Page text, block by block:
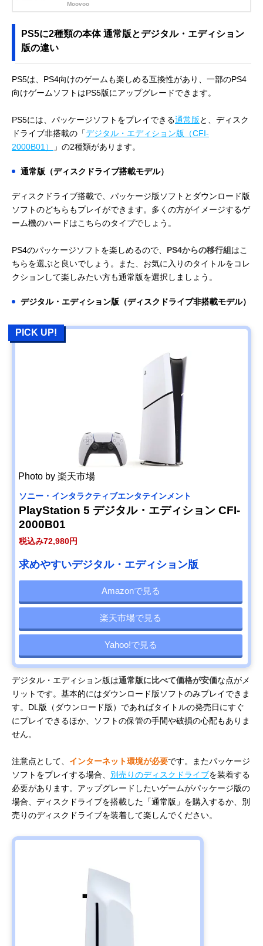
Moovoo
PS5に2種類の本体 通常版とデジタル・エディション
版の違い
PS5は、PS4向けのゲームも楽しめる互換性があり、一部のPS4
向けゲームソフトはPS5版にアップグレードできます。
PS5には、パッケージソフトをプレイできる通常版と、ディスク
ドライブ非搭載の「デジタル・エディション版（CFI-
2000B01）
」の2種類があります。
通常版（ディスクドライブ搭載モデル）
ディスクドライブ搭載で、パッケージ版ソフトとダウンロード版
ソフトのどちらもプレイができます。多くの方がイメージするゲ
ーム機のハードはこちらのタイプでしょう。
PS4のパッケージソフトを楽しめるので、 PS4からの移行組 はこ
ちらを選ぶと良いでしょう。また、お気に入りのタイトルをコレ
クションして楽しみたい方も通常版を選択しましょう。
デジタル・エディション版（ディスクドライブ非搭載モデル）
PICK UP!
Photo by 楽天市場
ソニー・インタラクティブエンタテインメント
PlayStation 5 デジタル・エディション CFI-
2000B01
税込み72,980円
求めやすいデジタル・エディション版
Amazonで見る
楽天市場で見る
Yahoo!で見る
デジタル・エディション版は通常版に比べて価格が安価な点がメ
リットです。基本的にはダウンロード版ソフトのみプレイできま
す。DL版（ダウンロード版）であればタイトルの発売日にすぐ
にプレイできるほか、ソフトの保管の手間や破損の心配もありま
せん。
注意点として、 インターネット環境が必要です。またパッケージ
ソフトをプレイする場合、 別売りのディスクドライブを装着する
必要があります。アップグレードしたいゲームがパッケージ版の
場合、ディスクドライブを搭載した「通常版」を購入するか、別
売りのディスクドライブを装着して楽しんでください。